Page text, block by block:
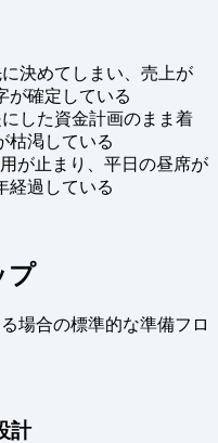
決めてしまい、売上が
が確定している
した資金計画のまま着
枯渇している
が止まり、平日の昼席が
経過している
プ
場合の標準的な準備フロ
計